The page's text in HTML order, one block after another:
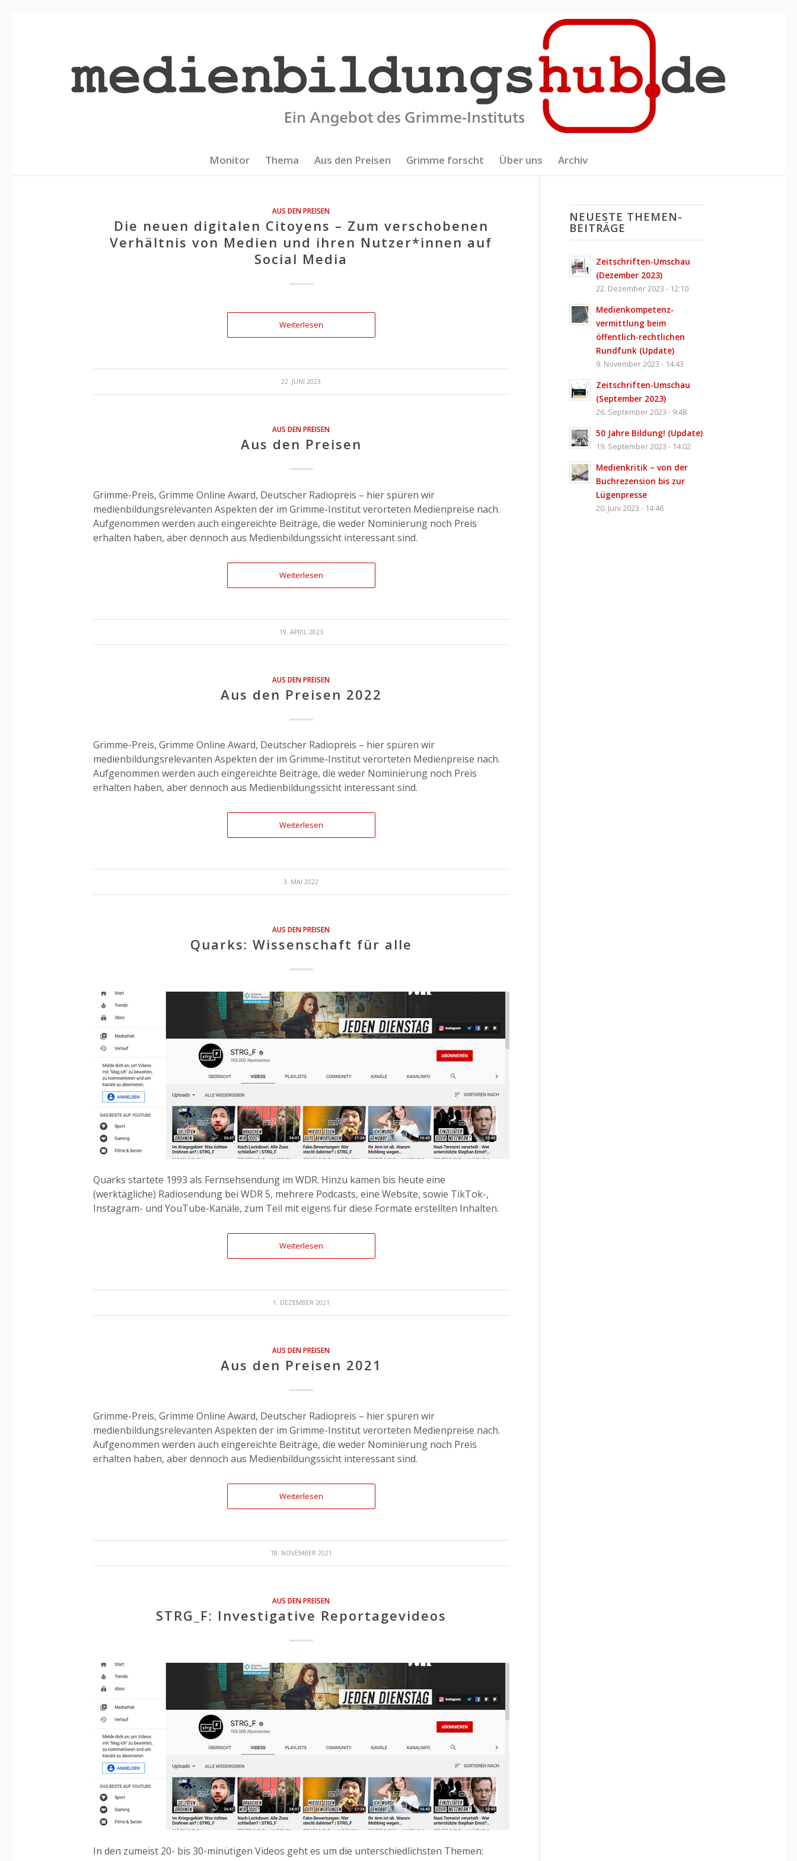
Monitor Thema Aus den Preisen Grimme forscht Über uns Archiv
AUS DEN PREISEN
Die neuen digitalen Citoyens – Zum verschobenen
Verhältnis von Medien und ihren Nutzer*innen auf
Social Media
Weiterlesen
22. JUNI 2023
AUS DEN PREISEN
Aus den Preisen
Grimme-Preis, Grimme Online Award, Deutscher Radiopreis – hier spüren wir
medienbildungsrelevanten Aspekten der im Grimme-Institut verorteten Medienpreise nach.
Aufgenommen werden auch eingereichte Beiträge, die weder Nominierung noch Preis
erhalten haben, aber dennoch aus Medienbildungssicht interessant sind.
Weiterlesen
19. APRIL 2023
AUS DEN PREISEN
Aus den Preisen 2022
Grimme-Preis, Grimme Online Award, Deutscher Radiopreis – hier spüren wir
medienbildungsrelevanten Aspekten der im Grimme-Institut verorteten Medienpreise nach.
Aufgenommen werden auch eingereichte Beiträge, die weder Nominierung noch Preis
erhalten haben, aber dennoch aus Medienbildungssicht interessant sind.
Weiterlesen
3. MAI 2022
AUS DEN PREISEN
Quarks: Wissenschaft für alle
Quarks startete 1993 als Fernsehsendung im WDR. Hinzu kamen bis heute eine
(werktägliche) Radiosendung bei WDR 5, mehrere Podcasts, eine Website, sowie TikTok-,
Instagram- und YouTube-Kanäle, zum Teil mit eigens für diese Formate erstellten Inhalten.
Weiterlesen
1. DEZEMBER 2021
AUS DEN PREISEN
Aus den Preisen 2021
Grimme-Preis, Grimme Online Award, Deutscher Radiopreis – hier spüren wir
medienbildungsrelevanten Aspekten der im Grimme-Institut verorteten Medienpreise nach.
Aufgenommen werden auch eingereichte Beiträge, die weder Nominierung noch Preis
erhalten haben, aber dennoch aus Medienbildungssicht interessant sind.
Weiterlesen
18. NOVEMBER 2021
AUS DEN PREISEN
STRG_F: Investigative Reportagevideos
In den zumeist 20- bis 30-minütigen Videos geht es um die unterschiedlichsten Themen:
NEUESTE THEMEN-
BEITRÄGE
Zeitschriften-Umschau
(Dezember 2023)
22. Dezember 2023 - 12:10
Medienkompetenz­
vermittlung beim
öffentlich-rechtlichen
Rundfunk (Update)
9. November 2023 - 14:43
Zeitschriften-Umschau
(September 2023)
26. September 2023 - 9:48
50 Jahre Bildung! (Update)
19. September 2023 - 14:02
Medienkritik – von der
Buchrezension bis zur
Lügenpresse
20. Juni 2023 - 14:46